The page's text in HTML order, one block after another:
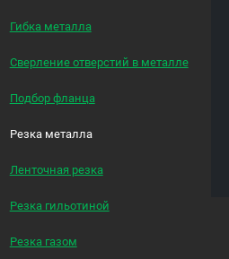
Гибка металла
Сверление отверстий в металле
Подбор фланца
Резка металла
Ленточная резка
Резка гильотиной
Резка газом